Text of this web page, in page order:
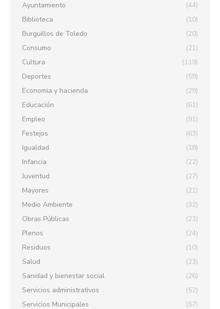
Ayuntamiento
(44)
Biblioteca
(10)
Burguillos de Toledo
(20)
Consumo
(21)
Cultura
(119)
Deportes
(59)
Economia y hacienda
(29)
Educación
(61)
Empleo
(91)
Festejos
(63)
Igualdad
(18)
Infancia
(22)
Juventud
(27)
Mayores
(21)
Medio Ambiente
(32)
Obras Públicas
(23)
Plenos
(24)
Residuos
(10)
Salud
(23)
Sanidad y bienestar social
(26)
Servicios administrativos
(52)
Servicios Municipales
(57)